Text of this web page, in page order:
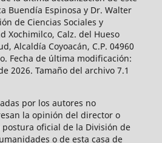
Buendía Espinosa y Dr. Walter
de Ciencias Sociales y
Xochimilco, Calz. del Hueso
Alcaldía Coyoacán, C.P. 04960
Fecha de última modificación:
2026. Tamaño del archivo 7.1
por los autores no
la opinión del director o
oficial de la División de
o de esta casa de